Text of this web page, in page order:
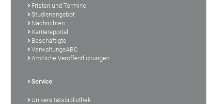
Fristen und Termine
Studienangebot
Nachrichten
Karriereportal
Beschäftigte
VerwaltungsABC
Amtliche Veröffentlichungen
Service
Universitätsbibliothek